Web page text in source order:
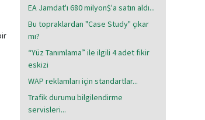
EA Jamdat'ı 680 milyon$'a satın aldı...
Bu topraklardan "Case Study" çıkar
mı?
“Yüz Tanımlama” ile ilgili 4 adet fikir
eskizi
WAP reklamları için standartlar...
Trafik durumu bilgilendirme
servisleri...